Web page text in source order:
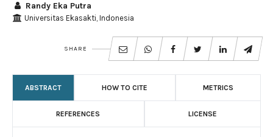
Randy Eka Putra
Universitas Ekasakti, Indonesia
SHARE
ABSTRACT HOW TO CITE METRICS
REFERENCES LICENSE